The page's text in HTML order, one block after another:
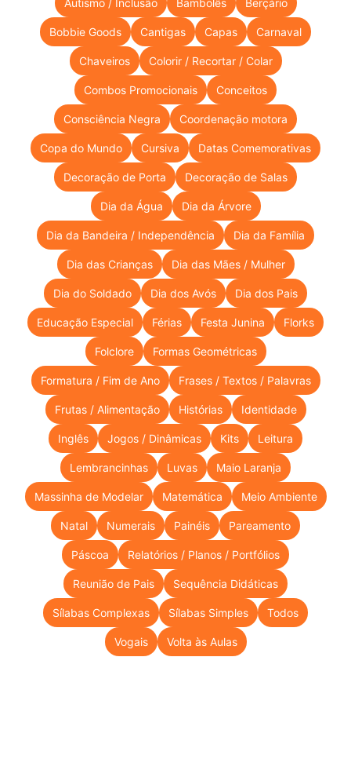
Autismo / Inclusão Bambolês Berçário
Bobbie Goods Cantigas Capas Carnaval
Chaveiros Colorir / Recortar / Colar
Combos Promocionais Conceitos
Consciência Negra Coordenação motora
Copa do Mundo Cursiva Datas Comemorativas
Decoração de Porta Decoração de Salas
Dia da Água Dia da Árvore
Dia da Bandeira / Independência Dia da Família
Dia das Crianças Dia das Mães / Mulher
Dia do Soldado Dia dos Avós Dia dos Pais
Educação Especial Férias Festa Junina Florks
Folclore Formas Geométricas
Formatura / Fim de Ano Frases / Textos / Palavras
Frutas / Alimentação Histórias Identidade
Inglês Jogos / Dinâmicas Kits Leitura
Lembrancinhas Luvas Maio Laranja
Massinha de Modelar Matemática Meio Ambiente
Natal Numerais Painéis Pareamento
Páscoa Relatórios / Planos / Portfólios
Reunião de Pais Sequência Didáticas
Sílabas Complexas Sílabas Simples Todos
Vogais Volta às Aulas